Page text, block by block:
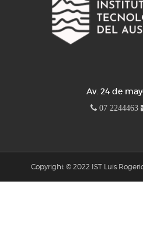
Av. 24 de
07 2244463
Copyright © 2022 IST Luis